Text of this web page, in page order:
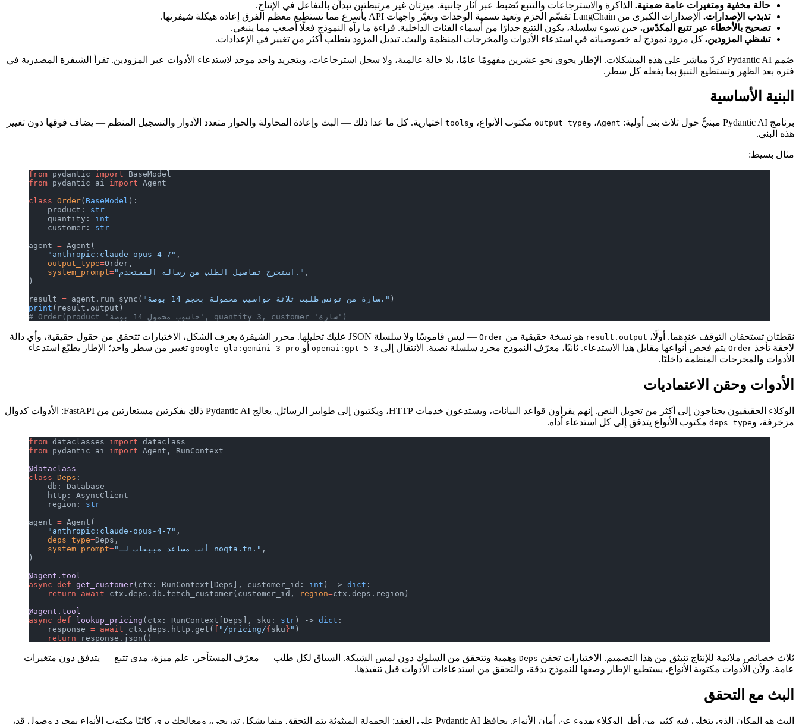
حالة مخفية ومتغيرات عامة ضمنية. الذاكرة والاسترجاعات والتتبع تُضبط عبر آثار جانبية. ميزتان غير مرتبطتين تبدآن بالتفاعل في الإنتاج.
تذبذب الإصدارات. الإصدارات الكبرى من LangChain تقسّم الحزم وتعيد تسمية الوحدات وتغيّر واجهات API بأسرع مما تستطيع معظم الفرق إعادة هيكلة شيفرتها.
تصحيح بالأخطاء عبر تتبع المكدّس. حين تسوء سلسلة، يكون التتبع جدارًا من أسماء الفئات الداخلية. قراءة ما رآه النموذج فعلًا أصعب مما ينبغي.
تشظي المزودين. كل مزود نموذج له خصوصياته في استدعاء الأدوات والمخرجات المنظمة والبث. تبديل المزود يتطلب أكثر من تغيير في الإعدادات.
صُمم Pydantic AI كردّ مباشر على هذه المشكلات. الإطار يحوي نحو عشرين مفهومًا عامًا، بلا حالة عالمية، ولا سجل استرجاعات، وبتجريد واحد موحد لاستدعاء الأدوات عبر المزودين. تقرأ الشيفرة المصدرية في
فترة بعد الظهر وتستطيع التنبؤ بما يفعله كل سطر.
البنية الأساسية
برنامج Pydantic AI مبنيٌّ حول ثلاث بنى أولية: Agent، وoutput_type مكتوب الأنواع، وtools اختيارية. كل ما عدا ذلك — البث وإعادة المحاولة والحوار متعدد الأدوار والتسجيل المنظم — يضاف فوقها دون تغيير
هذه البنى.
مثال بسيط:
from pydantic import BaseModel
from pydantic_ai import Agent
class Order( BaseModel ):
    product:
str
    quantity:
int
    customer:
str
agent = Agent(
    "anthropic:claude-opus-4-7"
,
    output_type
=Order,
    system_prompt
= "استخرج تفاصيل الطلب من رسالة المستخدم." ,
)
result = agent.run_sync( "سارة من تونس طلبت ثلاثة حواسيب محمولة بحجم 14 بوصة." )
print (result.output)
# Order(product='حاسوب محمول 14 بوصة', quantity=3, customer='سارة')
نقطتان تستحقان التوقف عندهما. أولًا، result.output هو نسخة حقيقية من Order
— ليس قاموسًا ولا سلسلة JSON عليك تحليلها. محرر الشيفرة يعرف الشكل، الاختبارات تتحقق من حقول حقيقية، وأي دالة
لاحقة تأخذ Order يتم فحص أنواعها مقابل هذا الاستدعاء. ثانيًا، معرّف النموذج مجرد سلسلة نصية. الانتقال إلى openai:gpt-5-3 أو google-gla:gemini-3-pro تغيير من سطر واحد؛ الإطار يطبّع استدعاء
الأدوات والمخرجات المنظمة داخليًا.
الأدوات وحقن الاعتماديات
الوكلاء الحقيقيون يحتاجون إلى أكثر من تحويل النص. إنهم يقرأون قواعد البيانات، ويستدعون خدمات HTTP، ويكتبون إلى طوابير الرسائل. يعالج Pydantic AI ذلك بفكرتين مستعارتين من FastAPI: الأدوات كدوال
مزخرفة، وdeps_type مكتوب الأنواع يتدفق إلى كل استدعاء أداة.
from dataclasses import dataclass
from pydantic_ai import Agent, RunContext
@dataclass
class Deps :
    db: Database
    http: AsyncClient
    region:
str
agent = Agent(
    "anthropic:claude-opus-4-7"
,
    deps_type
=Deps,
    system_prompt
= "أنت مساعد مبيعات لـ noqta.tn." ,
)
@agent.tool
async def get_customer(ctx: RunContext[Deps], customer_id: int ) -> dict :
    return
await ctx.deps.db.fetch_customer(customer_id, region=ctx.deps.region)
@agent.tool
async def lookup_pricing (ctx: RunContext[Deps], sku: str ) -> dict :
    response
= await ctx.deps.http.get( f "/pricing/{ sku } " )
    return
response.json()
ثلاث خصائص ملائمة للإنتاج تنبثق من هذا التصميم. الاختبارات تحقن Deps وهمية وتتحقق من السلوك دون لمس الشبكة. السياق لكل طلب — معرّف المستأجر، علم ميزة، مدى تتبع — يتدفق دون متغيرات
عامة. ولأن الأدوات مكتوبة الأنواع، يستطيع الإطار وصفها للنموذج بدقة، والتحقق من استدعاءات الأدوات قبل تنفيذها.
البث مع التحقق
البث هو المكان الذي يتخلى فيه كثير من أطر الوكلاء بهدوء عن أمان الأنواع. يحافظ Pydantic AI على العقد: الحمولة المبثوثة يتم التحقق منها بشكل تدريجي، ومعالِجك يرى كائنًا مكتوب الأنواع بمجرد وصول قدر